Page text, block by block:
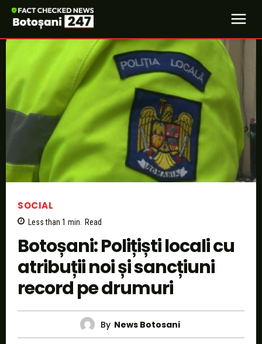
SOCIAL
Less than 1 min. Read
Botoșani: Polițiști locali cu
atribuții noi și sancțiuni
record pe drumuri
By News Botosani